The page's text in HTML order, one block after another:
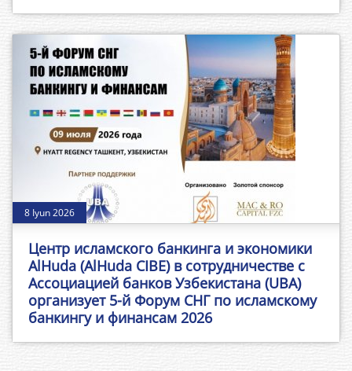
8 Iyun 2026
Центр исламского банкинга и экономики
AlHuda (AlHuda CIBE) в сотрудничестве с
Ассоциацией банков Узбекистана (UBA)
организует 5-й Форум СНГ по исламскому
банкингу и финансам 2026